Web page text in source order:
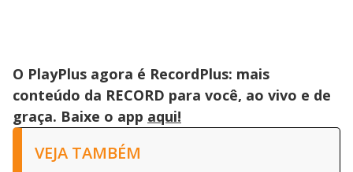
O PlayPlus agora é RecordPlus: mais
conteúdo da RECORD para você, ao vivo e de
graça. Baixe o app aqui!
VEJA TAMBÉM